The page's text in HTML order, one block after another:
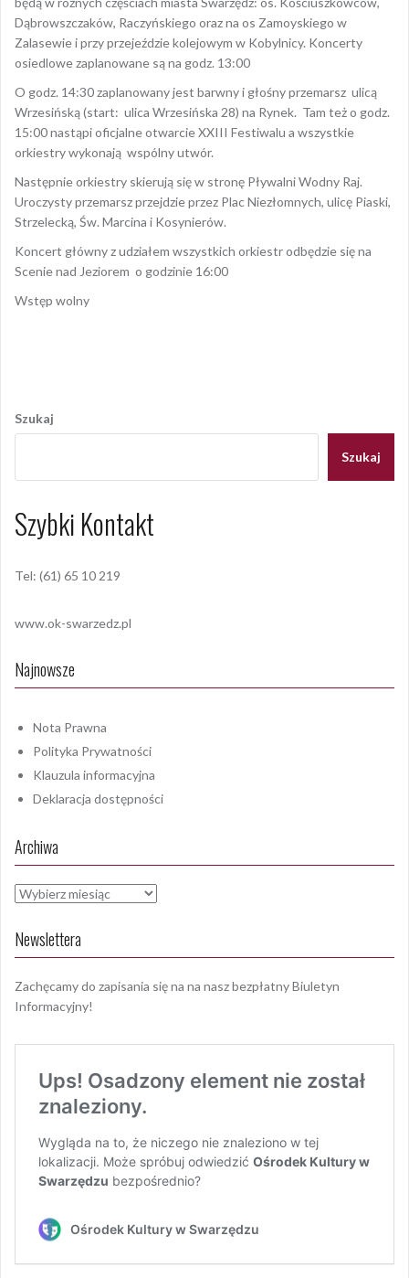
Dąbrowszczaków, Raczyńskiego oraz na os Zamoyskiego w
Zalasewie i przy przejeździe kolejowym w Kobylnicy. Koncerty
osiedlowe zaplanowane są na godz. 13:00
O godz. 14:30 zaplanowany jest barwny i głośny przemarsz ulicą
Wrzesińską (start: ulica Wrzesińska 28) na Rynek. Tam też o godz.
15:00 nastąpi oficjalne otwarcie XXIII Festiwalu a wszystkie
orkiestry wykonają wspólny utwór.
Następnie orkiestry skierują się w stronę Pływalni Wodny Raj.
Uroczysty przemarsz przejdzie przez Plac Niezłomnych, ulicę Piaski,
Strzelecką, Św. Marcina i Kosynierów.
Koncert główny z udziałem wszystkich orkiestr odbędzie się na
Scenie nad Jeziorem o godzinie 16:00
Wstęp wolny
wpisu
Szukaj
Szukaj
Szybki Kontakt
Tel: (61) 65 10 219
www.ok-swarzedz.pl
Najnowsze
Nota Prawna
Polityka Prywatności
Klauzula informacyjna
Deklaracja dostępności
Archiwa
Archiwa
Newslettera
Zachęcamy do zapisania się na na nasz bezpłatny Biuletyn
Informacyjny!